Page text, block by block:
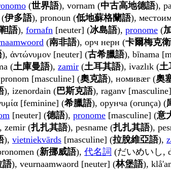
(世界語), vornam (中古高地德語),
(伊多語), pronoun (低地蘇格蘭語),
語), fornafn [neuter] (冰島語), pronome (
(南非語), орч нерн (卡爾梅克
), ἀντώνυμον [neuter] (古希臘語), bīnama
(土庫曼語), zamir (土耳其語), ivazlık (土
[masculine] (奧克語), номивӕг (奧
), izenordain (巴斯克語), raganv
[feminine] (希臘語), орунча (orunça) (
[neuter] (德語), pronome [masculine] (意
zemir (扎扎其語), pesname (扎扎其語),
), vietniekvārds [masculine] (拉脫維亞語),
(新挪威語), 代名詞 (だいめいし,
語), veurnaamwaord [neuter] (林堡語),